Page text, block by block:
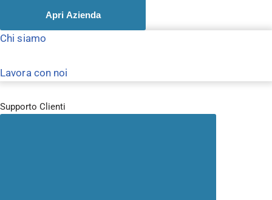
Apri Azienda
Chi siamo
Lavora con noi
Supporto Clienti